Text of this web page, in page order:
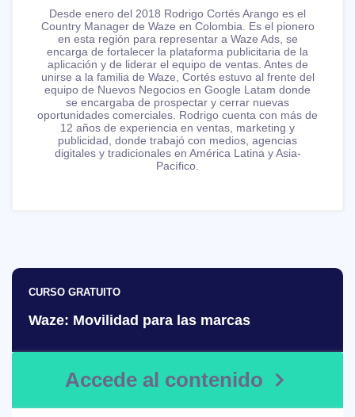
Desde enero del 2018 Rodrigo Cortés Arango es el
Country Manager de Waze en Colombia. Es el pionero
en esta región para representar a Waze Ads, se
encarga de fortalecer la plataforma publicitaria de la
aplicación y de liderar el equipo de ventas. Antes de
unirse a la familia de Waze, Cortés estuvo al frente del
equipo de Nuevos Negocios en Google Latam donde
se encargaba de prospectar y cerrar nuevas
oportunidades comerciales. Rodrigo cuenta con más de
12 años de experiencia en ventas, marketing y
publicidad, donde trabajó con medios, agencias
digitales y tradicionales en América Latina y Asia-
Pacífico.
CURSO GRATUITO
Waze: Movilidad para las marcas
Accede al contenido